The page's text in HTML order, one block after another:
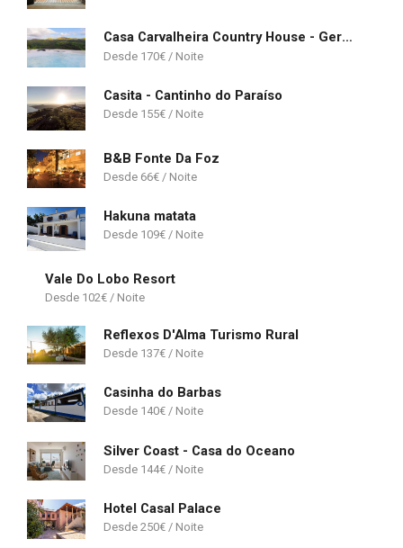
Casa Carvalheira Country House - Gerês
170€
Casita - Cantinho do Paraíso
155€
B&B Fonte Da Foz
66€
Hakuna matata
109€
Vale Do Lobo Resort
102€
Reflexos D'Alma Turismo Rural
137€
Casinha do Barbas
140€
Silver Coast - Casa do Oceano
144€
Hotel Casal Palace
250€